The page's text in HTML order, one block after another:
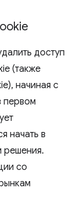
доступ
(также
начиная с
первом
начать в
решения.
со